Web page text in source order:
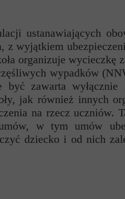
ustanawiających
z wyjątkiem
organizuje wycieczkę
wypadków
być zawarta
jak również innych
na rzecz uczniów.
w tym umów
dziecko i od nich